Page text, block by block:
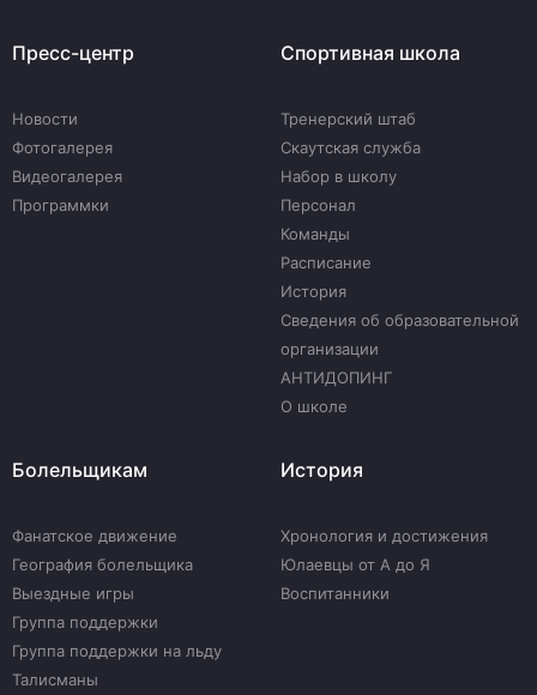
Пресс-центр
Новости
Фотогалерея
Видеогалерея
Программки
Спортивная школа
Тренерский штаб
Скаутская служба
Набор в школу
Персонал
Команды
Расписание
История
Сведения об образовательной
организации
АНТИДОПИНГ
О школе
Болельщикам
Фанатское движение
География болельщика
Выездные игры
Группа поддержки
Группа поддержки на льду
Талисманы
История
Хронология и достижения
Юлаевцы от А до Я
Воспитанники